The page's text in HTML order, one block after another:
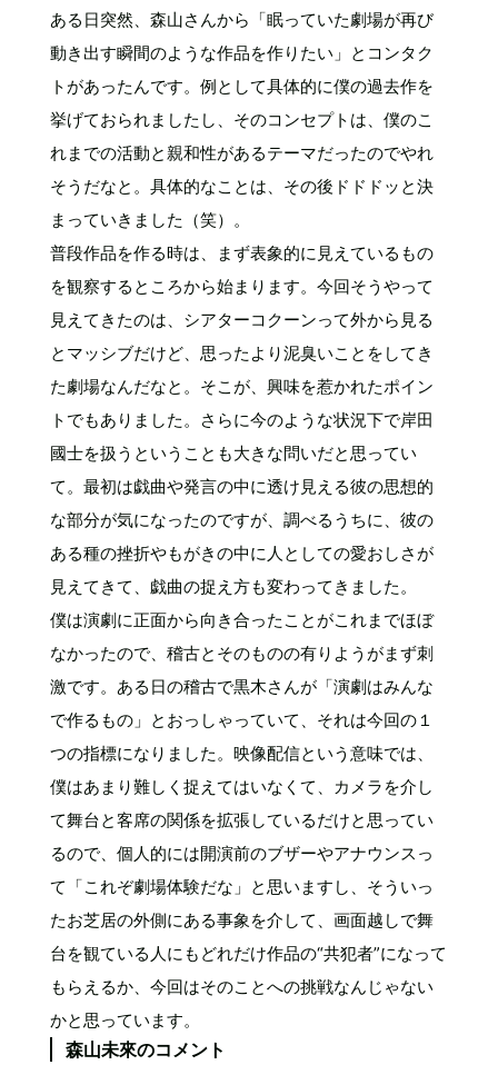
ある日突然、森山さんから「眠っていた劇場が再び
動き出す瞬間のような作品を作りたい」とコンタク
トがあったんです。例として具体的に僕の過去作を
挙げておられましたし、そのコンセプトは、僕のこ
れまでの活動と親和性があるテーマだったのでやれ
そうだなと。具体的なことは、その後ドドドッと決
まっていきました（笑）。
普段作品を作る時は、まず表象的に見えているもの
を観察するところから始まります。今回そうやって
見えてきたのは、シアターコクーンって外から見る
とマッシブだけど、思ったより泥臭いことをしてき
た劇場なんだなと。そこが、興味を惹かれたポイン
トでもありました。さらに今のような状況下で岸田
國士を扱うということも大きな問いだと思ってい
て。最初は戯曲や発言の中に透け見える彼の思想的
な部分が気になったのですが、調べるうちに、彼の
ある種の挫折やもがきの中に人としての愛おしさが
見えてきて、戯曲の捉え方も変わってきました。
僕は演劇に正面から向き合ったことがこれまでほぼ
なかったので、稽古とそのものの有りようがまず刺
激です。ある日の稽古で黒木さんが「演劇はみんな
で作るもの」とおっしゃっていて、それは今回の１
つの指標になりました。映像配信という意味では、
僕はあまり難しく捉えてはいなくて、カメラを介し
て舞台と客席の関係を拡張しているだけと思ってい
るので、個人的には開演前のブザーやアナウンスっ
て「これぞ劇場体験だな」と思いますし、そういっ
たお芝居の外側にある事象を介して、画面越しで舞
台を観ている人にもどれだけ作品の“共犯者”になって
もらえるか、今回はそのことへの挑戦なんじゃない
かと思っています。
森山未來のコメント